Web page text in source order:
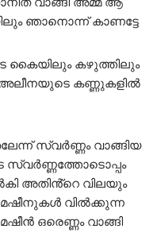
ഞാനൊന്ന് കാണട്ടേ
കൈയിലും കഴുത്തിലും
അലീനയുടെ കണ്ണുകളിൽ
സ്വർണ്ണം വാങ്ങിയ
സ്വർണ്ണത്തോടൊപ്പം
അതിൻ്റെ വിലയും
വിൽക്കുന്ന
ഒരെണ്ണം വാങ്ങി